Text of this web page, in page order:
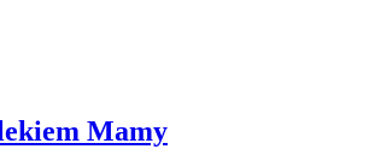
Mamy